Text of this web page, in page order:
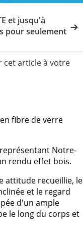
et jusqu'à
pour seulement
cet article à votre
fibre de verre
Notre-
rendu effet bois.
attitude recueillie,
et le regard
d'un ample
le long du corps et